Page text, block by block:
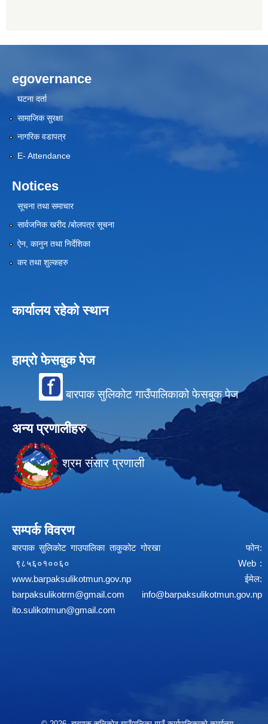
egovernance
घटना दर्ता
सामाजिक सुरक्षा
नागरिक वडापत्र
E- Attendance
Notices
सूचना तथा समाचार
सार्वजनिक खरीद /बोलपत्र सूचना
ऐन, कानुन तथा निर्देशिका
कर तथा शुल्कहरु
कार्यालय रहेको स्थान
हाम्रो फेसबुक पेज
बारपाक सुलिकोट गाउँपालिकाको फेसबुक पेज
अन्य प्रणालीहरु
श्रम संसार प्रणाली
सम्पर्क विवरण
बारपाक सुलिकोट गाउपालिका ताकुकोट गोरखा फोन:
९८५६०१००६० Web :
www.barpaksulikotmun.gov.np
ईमेल:
barpaksulikotrm@gmail.com
info@barpaksulikotmun.gov.np
ito.sulikotmun@gmail.com